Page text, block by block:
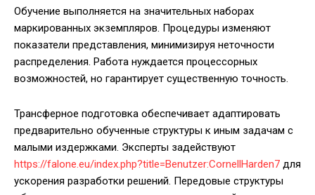
Обучение выполняется на значительных наборах
маркированных экземпляров. Процедуры изменяют
показатели представления, минимизируя неточности
распределения. Работа нуждается процессорных
возможностей, но гарантирует существенную точность.
Трансферное подготовка обеспечивает адаптировать
предварительно обученные структуры к иным задачам с
малыми издержками. Эксперты задействуют
https://falone.eu/index.php?title=Benutzer:CornellHarden7 для
ускорения разработки решений. Передовые структуры